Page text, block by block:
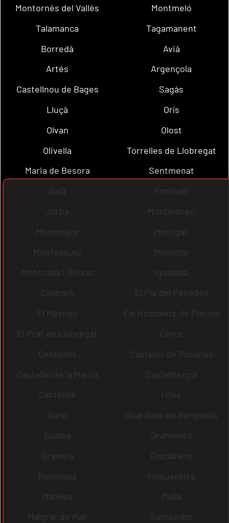
Montornès del Vallès
Montmeló
Talamanca
Tagamanent
Borredà
Avià
Artés
Argençola
Castellnou de Bages
Sagàs
Lluçà
Orís
Olvan
Olost
Olivella
Torrelles de Llobregat
Maria de Besora
Sentmenat
Gaià
Fontrubí
Jorba
Montmaneu
Montmajor
Montgat
Montesquiu
Montclar
Montcada i Reixac
Igualada
Collbató
El Pla del Penedès
El Masnou
Els Hostalets de Pierola
El Prat de Llobregat
Cercs
Centelles
Castellví de Rosanes
Castellví de la Marca
Castellterçol
Castellolí
rrius
Gurb
Guardiola de Berguedà
Gualba
Granollers
Granera
Gisclareny
Fonollosa
Folgueroles
Manlleu
Malla
Malgrat de Mar
Santpedor